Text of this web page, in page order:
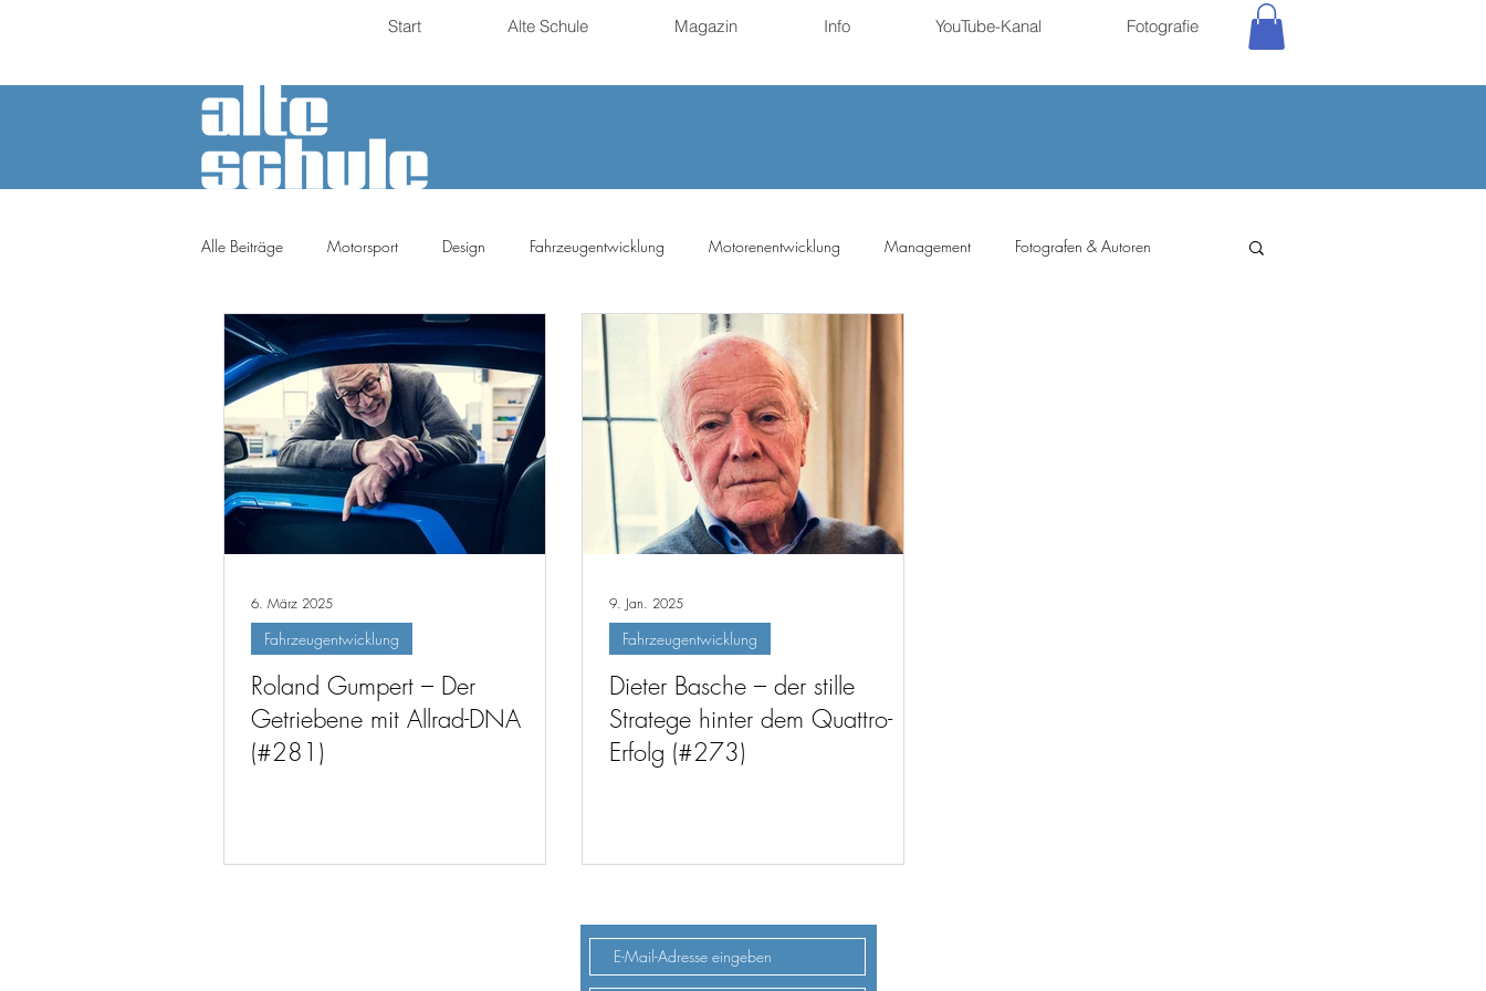
Start Alte Schule Magazin Info YouTube-Kanal Fotografie
Alle Beiträge Motorsport Design Fahrzeugentwicklung Motorenentwicklung Management Fotografen & Autoren
Petrolheads Meinung Tuning
Roland Gumpert – Der
Getriebene mit Allrad-DNA
(#281)
Fahrzeugentwicklung
6. März 2025
Dieter Basche – der stille
Stratege hinter dem Quattro-
Erfolg (#273)
Fahrzeugentwicklung
9. Jan. 2025